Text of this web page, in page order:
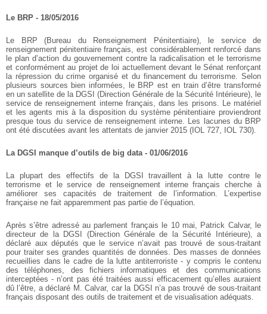
Le BRP - 18/05/2016
Le BRP (Bureau du Renseignement Pénitentiaire), le service de
renseignement pénitentiaire français, est considérablement renforcé dans
le plan d’action du gouvernement contre la radicalisation et le terrorisme
et conformément au projet de loi actuellement devant le Sénat renforçant
la répression du crime organisé et du financement du terrorisme. Selon
plusieurs sources bien informées, le BRP est en train d’être transformé
en un satellite de la DGSI (Direction Générale de la Sécurité Intérieure), le
service de renseignement interne français, dans les prisons. Le matériel
et les agents mis à la disposition du système pénitentiaire proviendront
presque tous du service de renseignement interne. Les lacunes du BRP
ont été discutées avant les attentats de janvier 2015 (IOL 727, IOL 730).
La DGSI manque d’outils de big data - 01/06/2016
La plupart des effectifs de la DGSI travaillent à la lutte contre le
terrorisme et le service de renseignement interne français cherche à
améliorer ses capacités de traitement de l’information. L’expertise
française ne fait apparemment pas partie de l’équation.
Après s’être adressé au parlement français le 10 mai, Patrick Calvar, le
directeur de la DGSI (Direction Générale de la Sécurité Intérieure), a
déclaré aux députés que le service n’avait pas trouvé de sous-traitant
pour traiter ses grandes quantités de données. Des masses de données
recueillies dans le cadre de la lutte antiterroriste - y compris le contenu
des téléphones, des fichiers informatiques et des communications
interceptées - n’ont pas été traitées aussi efficacement qu’elles auraient
dû l’être, a déclaré M. Calvar, car la DGSI n’a pas trouvé de sous-traitant
français disposant des outils de traitement et de visualisation adéquats.